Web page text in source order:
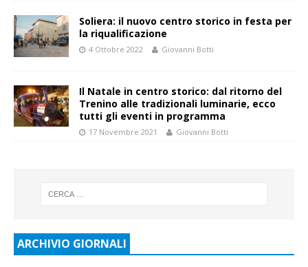
Soliera: il nuovo centro storico in festa per
la riqualificazione
4 Ottobre 2022 Giovanni Botti
Il Natale in centro storico: dal ritorno del
Trenino alle tradizionali luminarie, ecco
tutti gli eventi in programma
17 Novembre 2021 Giovanni Botti
ARCHIVIO GIORNALI